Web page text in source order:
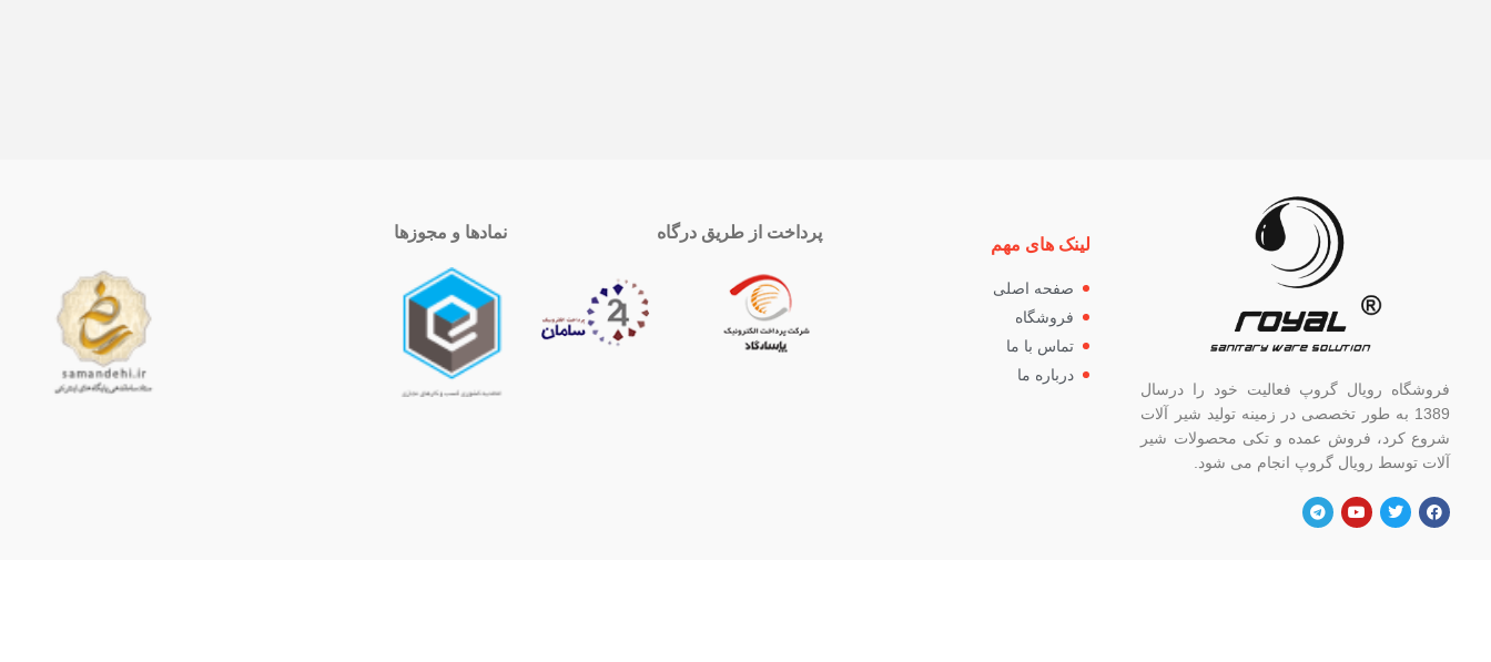
فروشگاه رویال گروپ فعالیت خود را درسال
1389 به طور تخصصی در زمینه تولید شیر آلات
شروع کرد، فروش عمده و تکی محصولات شیر
آلات توسط رویال گروپ انجام می شود.
لینک های مهم
صفحه اصلی
فروشگاه
تماس با ما
درباره ما
پرداخت از طریق درگاه نمادها و مجوزها